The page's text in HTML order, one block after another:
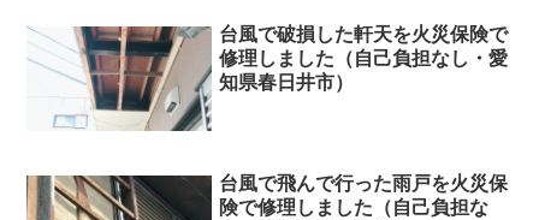
台風で破損した軒天を火災保険で
修理しました（自己負担なし・愛
知県春日井市）
台風で飛んで行った雨戸を火災保
険で修理しました（自己負担な